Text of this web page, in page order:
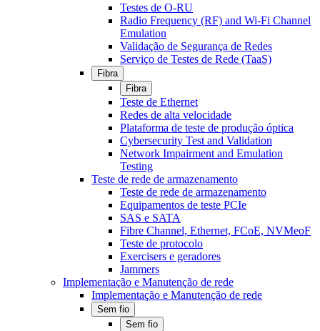
Testes de O-RU
Radio Frequency (RF) and Wi-Fi Channel
Emulation
Validação de Segurança de Redes
Serviço de Testes de Rede (TaaS)
Fibra
Fibra
Teste de Ethernet
Redes de alta velocidade
Plataforma de teste de produção óptica
Cybersecurity Test and Validation
Network Impairment and Emulation
Testing
Teste de rede de armazenamento
Teste de rede de armazenamento
Equipamentos de teste PCIe
SAS e SATA
Fibre Channel, Ethernet, FCoE, NVMeoF
Teste de protocolo
Exercisers e geradores
Jammers
Implementação e Manutenção de rede
Implementação e Manutenção de rede
Sem fio
Sem fio